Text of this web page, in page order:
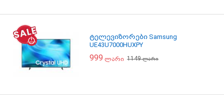
ტელევიზორები Samsung
UE43U7000HUXPY
999 ლარი 1149ლარი